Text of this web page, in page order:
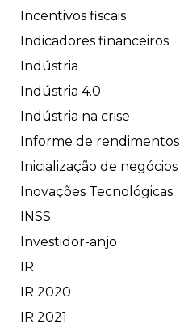
Incentivos fiscais
Indicadores financeiros
Indústria
Indústria 4.0
Indústria na crise
Informe de rendimentos
Inicialização de negócios
Inovações Tecnológicas
INSS
Investidor-anjo
IR
IR 2020
IR 2021